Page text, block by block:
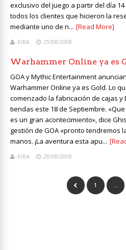
exclusivo del juego a partir del día
todos los clientes que hicieron la
mediante uno de n... [Read More]
KIBA 29/08/2008
Warhammer Online ya es
GOA y Mythic Entertainment
Warhammer Online ya es Gold. Lo
comenzado la fabricación de cajas y
tiendas este 18 de Septiembre.
es un gran acontecimiento», dice
gestión de GOA «pronto tendremos
manos. ¡La aventura esta apu...
KIBA 28/08/2008
1 …